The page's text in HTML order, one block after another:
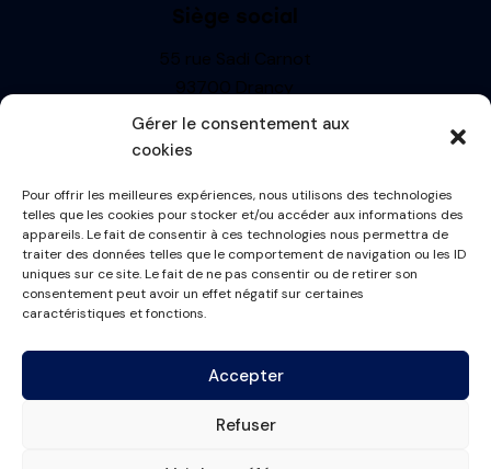
Gérer le consentement aux
cookies
Pour offrir les meilleures expériences, nous utilisons des technologies
telles que les cookies pour stocker et/ou accéder aux informations des
appareils. Le fait de consentir à ces technologies nous permettra de
traiter des données telles que le comportement de navigation ou les ID
uniques sur ce site. Le fait de ne pas consentir ou de retirer son
consentement peut avoir un effet négatif sur certaines
caractéristiques et fonctions.
Accepter
Refuser
Siège social
55 rue Sadi Carnot
93700 Drancy
Siren : 499710697
TVA: FR13499710697
Informations
Mentions Légales
Politique de cookies
Conditions générales
Contactez-nous
contact@france-masque.fr